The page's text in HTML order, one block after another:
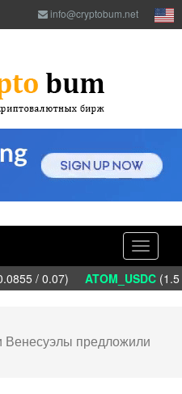
info@cryptobum.net
Toggle
/ 0.07) ATOM_USDC(1.5
Венесуэлы предложили